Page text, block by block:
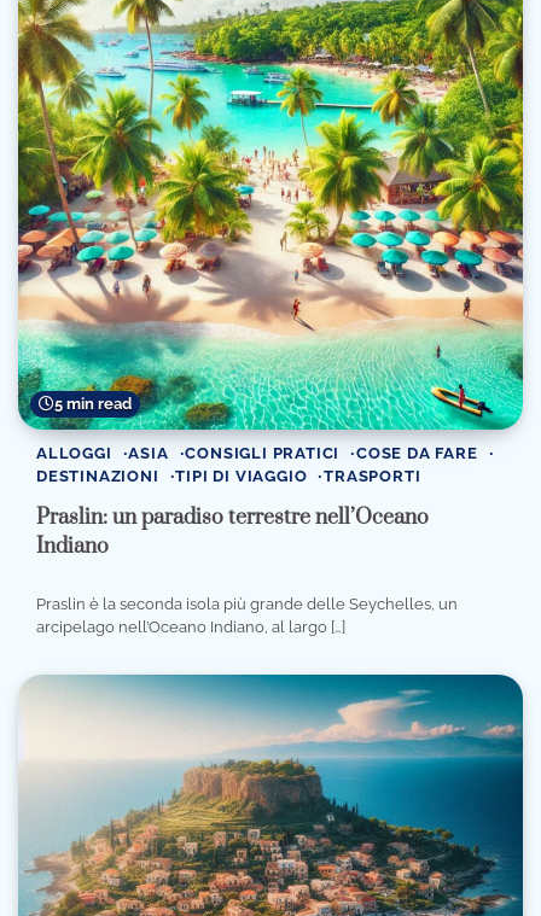
5 min read
ALLOGGI ASIA CONSIGLI PRATICI
COSE DA FARE
DESTINAZIONI
TIPI DI VIAGGIO TRASPORTI
Praslin: un paradiso terrestre nell’Oceano
Indiano
Praslin è la seconda isola più grande delle Seychelles, un
arcipelago nell’Oceano Indiano, al largo […]